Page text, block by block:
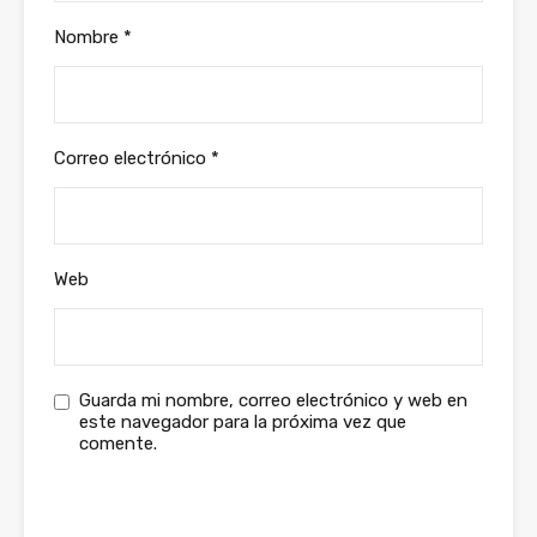
Nombre *
Correo electrónico *
Web
Guarda mi nombre, correo electrónico y web en
este navegador para la próxima vez que
comente.